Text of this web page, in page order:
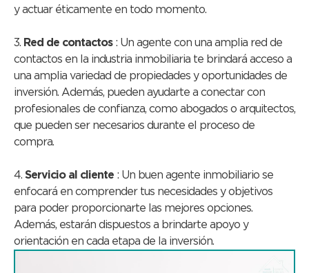
y actuar éticamente en todo momento.
3. Red de contactos: Un agente con una amplia red de
contactos en la industria inmobiliaria te brindará acceso a
una amplia variedad de propiedades y oportunidades de
inversión. Además, pueden ayudarte a conectar con
profesionales de confianza, como abogados o arquitectos,
que pueden ser necesarios durante el proceso de
compra.
4. Servicio al cliente : Un buen agente inmobiliario se
enfocará en comprender tus necesidades y objetivos
para poder proporcionarte las mejores opciones.
Además, estarán dispuestos a brindarte apoyo y
orientación en cada etapa de la inversión.